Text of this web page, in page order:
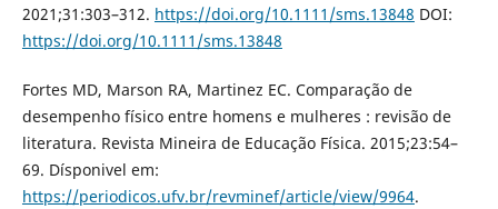
2021;31:303–312. https://doi.org/10.1111/sms.13848 DOI:
https://doi.org/10.1111/sms.13848
Fortes MD, Marson RA, Martinez EC. Comparação de
desempenho físico entre homens e mulheres : revisão de
literatura. Revista Mineira de Educação Física. 2015;23:54–
69. Dísponivel em:
https://periodicos.ufv.br/revminef/article/view/9964.